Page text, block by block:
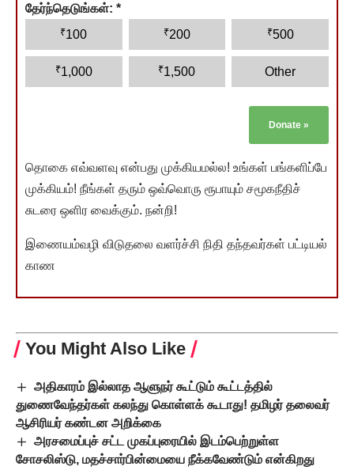
தேர்ந்தெடுங்கள்: *
₹100 ₹200 ₹500
₹1,000 ₹1,500 Other
Donate »
தொகை எவ்வளவு என்பது முக்கியமல்ல! உங்கள் பங்களிப்பே
முக்கியம்! நீங்கள் தரும் ஒவ்வொரு ரூபாயும் சமூகநீதிச்
சுடரை ஒளிர வைக்கும். நன்றி!
இணையம்வழி விடுதலை வளர்ச்சி நிதி தந்தவர்கள் பட்டியல்
காண
You Might Also Like
அதிகாரம் இல்லாத ஆளுநர் கூட்டும் கூட்டத்தில்
துணைவேந்தர்கள் கலந்து கொள்ளக் கூடாது! தமிழர் தலைவர்
ஆசிரியர் கண்டன அறிக்கை
அரசமைப்புச் சட்ட முகப்புரையில் இடம்பெற்றுள்ள
சோசலிஸ்டு, மதச்சார்பின்மையை நீக்கவேண்டும் என்கிறது